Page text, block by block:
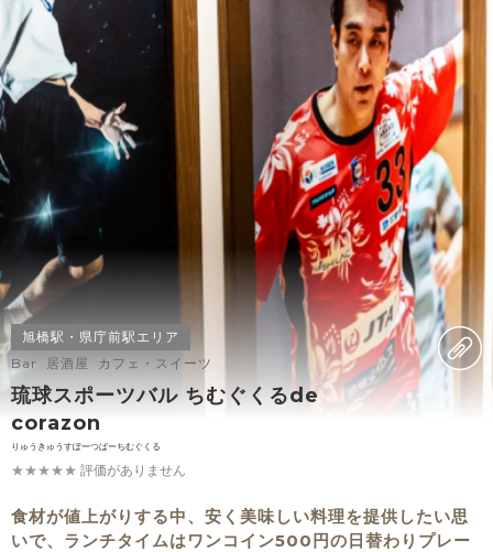
旭橋駅・県庁前駅エリア
Bar 居酒屋 カフェ・スイーツ
琉球スポーツバル ちむぐくるde
corazon
りゅうきゅうすぽーつばーちむぐくる
★★★★★ 評価がありません
食材が値上がりする中、安く美味しい料理を提供したい思
いで、ランチタイムはワンコイン500円の日替わりプレー